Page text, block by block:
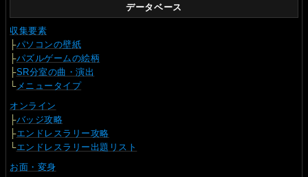
データベース
収集要素
├パソコンの壁紙
├パズルゲームの絵柄
├SR分室の曲・演出
└メニュータイプ
オンライン
├バッジ攻略
├エンドレスラリー攻略
└エンドレスラリー出題リスト
お面・変身